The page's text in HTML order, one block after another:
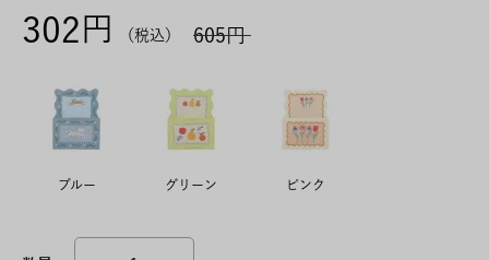
605
302 税込
ブルー グリーン ピンク